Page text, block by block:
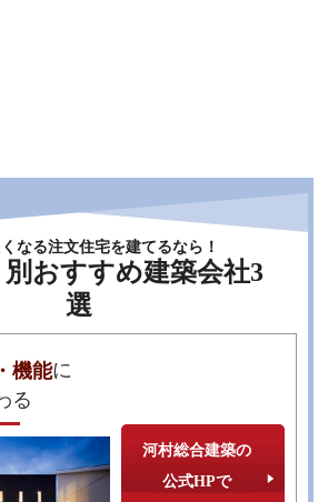
なる注文住宅を建てるなら！
おすすめ建築会社3
選
機能に
る
河村総合建築の
公式HPで